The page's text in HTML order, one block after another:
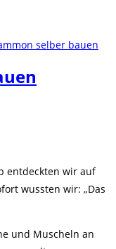
entdeckten wir auf
wussten wir: „Das
und Muscheln an